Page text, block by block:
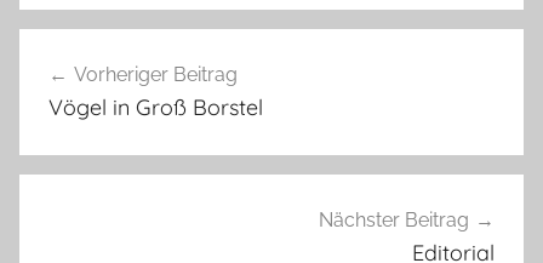
Vorheriger Beitrag
Vögel in Groß Borstel
Nächster Beitrag
Editorial